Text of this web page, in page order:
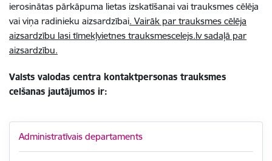
ierosinātas pārkāpuma lietas izskatīšanai vai trauksmes cēlēja
vai viņa radinieku aizsardzībai. Vairāk par trauksmes cēlēja
aizsardzību lasi tīmekļvietnes trauksmescelejs.lv sadaļā par
aizsardzību.
Valsts valodas centra kontaktpersonas trauksmes
celšanas jautājumos ir:
Administratīvais departaments